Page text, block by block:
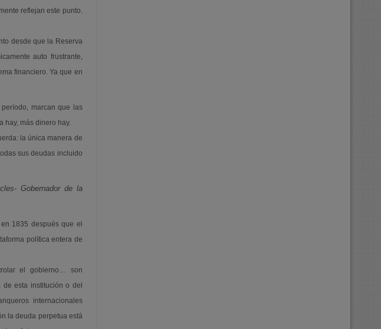
reflejan este punto.
desde que la Reserva
auto frustrante,
financiero. Ya que en
marcan que las
hay, más dinero hay.
la única manera de
sus deudas incluido
Gobernador de la
1835 después que el
política entera de
el gobierno… son
esta institución o del
internacionales
la deuda perpetua está